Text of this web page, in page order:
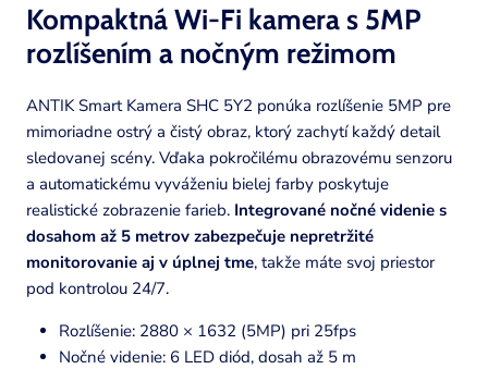
Kompaktná Wi-Fi kamera s 5MP
rozlíšením a nočným režimom
ANTIK Smart Kamera SHC 5Y2 ponúka rozlíšenie 5MP pre
mimoriadne ostrý a čistý obraz, ktorý zachytí každý detail
sledovanej scény. Vďaka pokročilému obrazovému senzoru
a automatickému vyváženiu bielej farby poskytuje
realistické zobrazenie farieb. Integrované nočné videnie s
dosahom až 5 metrov zabezpečuje nepretržité
monitorovanie aj v úplnej tme, takže máte svoj priestor
pod kontrolou 24/7.
Rozlíšenie: 2880 × 1632 (5MP) pri 25fps
Nočné videnie: 6 LED diód, dosah až 5 m